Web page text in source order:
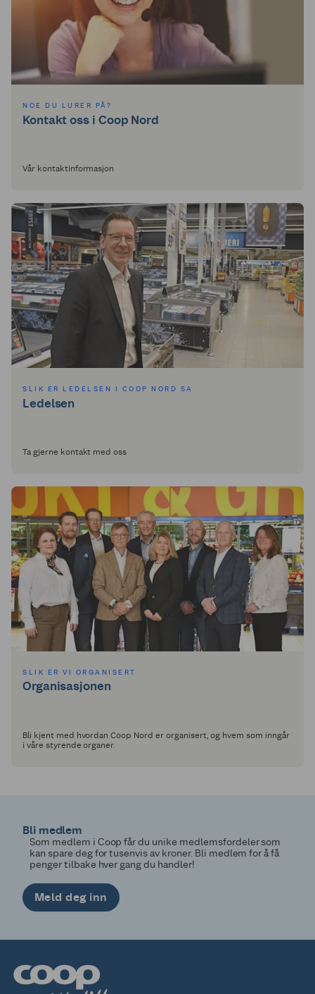
NOE DU LURER PÅ?
Kontakt oss i Coop Nord
Vår kontaktinformasjon
SLIK ER LEDELSEN I COOP NORD SA
Ledelsen
Ta gjerne kontakt med oss
SLIK ER VI ORGANISERT
Organisasjonen
Bli kjent med hvordan Coop Nord er organisert, og hvem som inngår
i våre styrende organer.
Bli medlem
Som medlem i Coop får du unike medlemsfordeler som
kan spare deg for tusenvis av kroner. Bli medlem for å få
penger tilbake hver gang du handler!
Meld deg inn